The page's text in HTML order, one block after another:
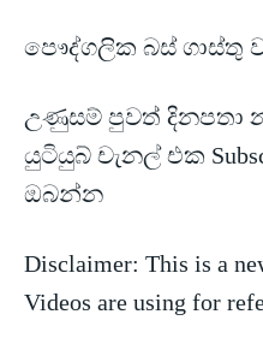
පෞද්ගලික බස් ගාස්තු
උණුසම් පුවත් දිනපතා
යුටියුබ් චැනල් එක
ඔබන්න
Disclaimer: This is a
Videos are using for